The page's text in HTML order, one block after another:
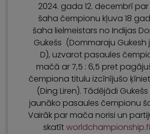
2024. gada 12. decembrī
šaha čempionu kļuva 18
šaha lielmeistars no Indijas
Gukešs (Dommaraju Gukesh
D), uzvarot pasaules
mačā ar 7,5 : 6,5 pret
čempiona titulu izcīnījušo
(Ding Liren). Tādējādi
jaunāko pasaules čempionu
Vairāk par mača norisi un
skatīt